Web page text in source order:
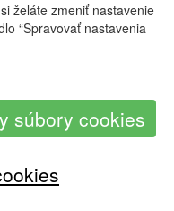
a cenu
želáte zmeniť nastavenie
“Spravovať nastavenia
súbory cookies